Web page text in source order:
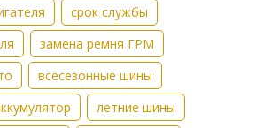
срок службы
замена ремня ГРМ
всесезонные шины
летние шины